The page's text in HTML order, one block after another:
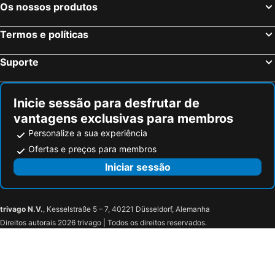
Os nossos produtos
Termos e políticas
Suporte
Inicie sessão para desfrutar de
vantagens exclusivas para membros
Personalize a sua experiência
Ofertas e preços para membros
Iniciar sessão
trivago N.V., Kesselstraße 5 – 7, 40221 Düsseldorf, Alemanha
Direitos autorais 2026 trivago | Todos os direitos reservados.